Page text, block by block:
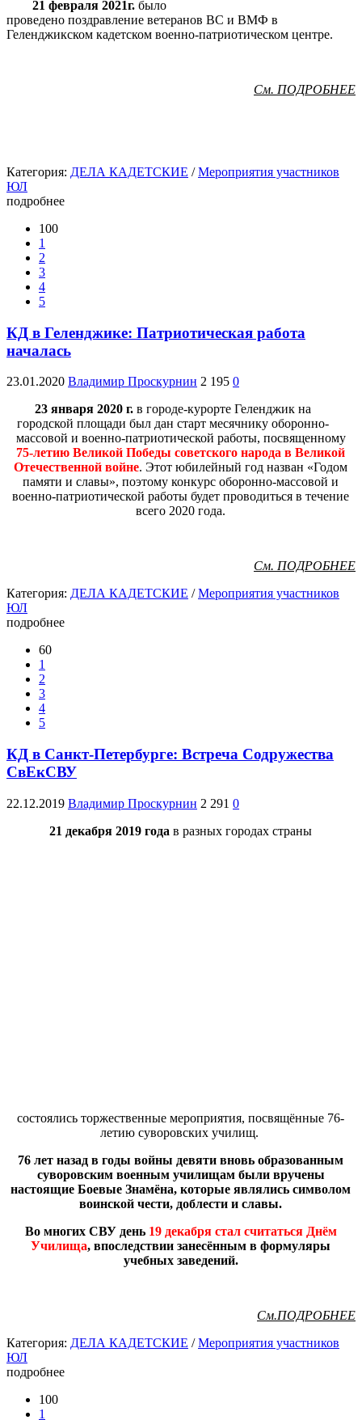
21 февраля 2021г. было
проведено поздравление ветеранов ВС и ВМФ в
Геленджикском кадетском военно-патриотическом центре.
См. ПОДРОБНЕЕ
Категория: ДЕЛА КАДЕТСКИЕ /Мероприятия участников
ЮЛ
подробнее
100
1
2
3
4
5
КД в Геленджике: Патриотическая работа
началась
23.01.2020 Владимир Проскурнин 2 195 0
23 января 2020 г. в городе-курорте Геленджик на
городской площади был дан старт месячнику оборонно-
массовой и военно-патриотической работы, посвященному
75-летию Великой Победы советского народа в Великой
Отечественной войне. Этот юбилейный год назван «Годом
памяти и славы»,поэтому конкурс оборонно-массовой и
военно-патриотической работы будет проводиться в течение
всего 2020 года.
См. ПОДРОБНЕЕ
Категория: ДЕЛА КАДЕТСКИЕ /Мероприятия участников
ЮЛ
подробнее
60
1
2
3
4
5
КД в Санкт-Петербурге: Встреча Содружества
СвЕкСВУ
22.12.2019 Владимир Проскурнин 2 291 0
21 декабря 2019 года в разных городах страны
состоялись торжественные мероприятия, посвящённые 76-
летию суворовских училищ.
76 лет назад в годы войны девяти вновь образованным
суворовским военным училищам были вручены
настоящие Боевые Знамёна, которые являлись символом
воинской чести, доблести и славы.
Во многих СВУ день 19 декабря стал считаться Днём
Училища, впоследствии занесённым в формуляры
учебных заведений.
См.ПОДРОБНЕЕ
Категория: ДЕЛА КАДЕТСКИЕ /Мероприятия участников
ЮЛ
подробнее
100
1